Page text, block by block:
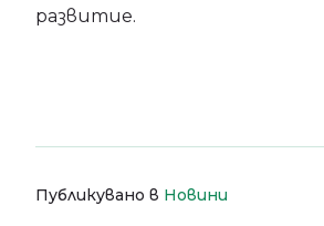
развитие.
Публикувано в Новини